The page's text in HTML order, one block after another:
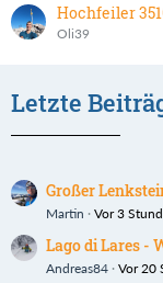
Hochfeiler
Oli39
Letzte
Großer
Martin Vor 3
Lago di Lares -
Andreas84 Vor 20